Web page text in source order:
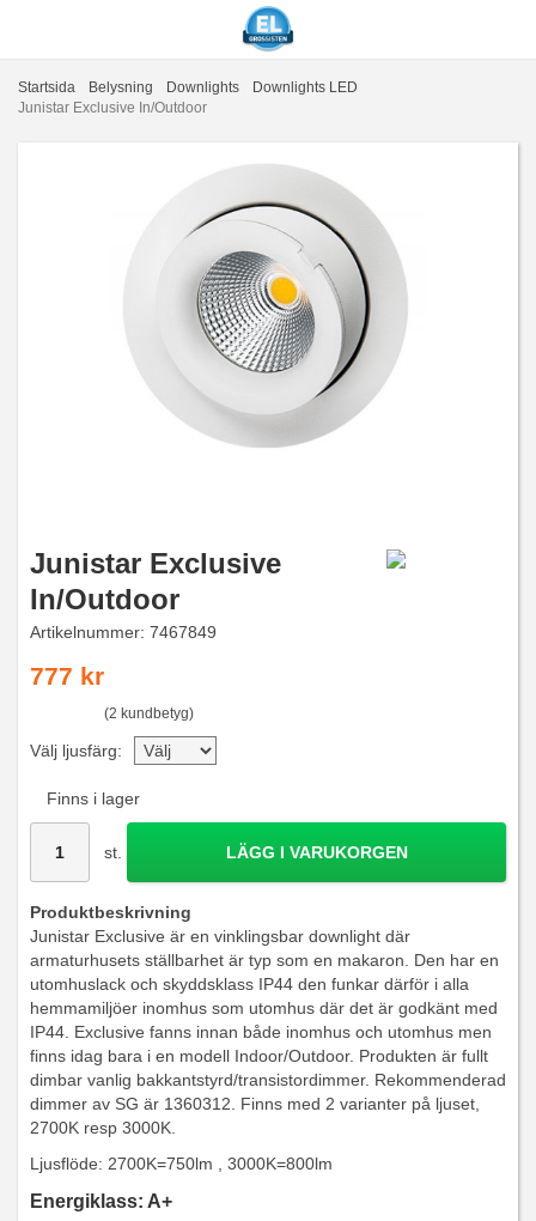
Startsida Belysning Downlights
Downlights LED
Junistar Exclusive In/Outdoor
Junistar Exclusive
In/Outdoor
Artikelnummer: 7467849
777 kr
(2 kundbetyg)
Välj ljusfärg:
Finns i lager
st. LÄGG I VARUKORGEN
Produktbeskrivning
Junistar Exclusive är en vinklingsbar downlight där
armaturhusets ställbarhet är typ som en makaron. Den har en
utomhuslack och skyddsklass IP44 den funkar därför i alla
hemmamiljöer inomhus som utomhus där det är godkänt med
IP44. Exclusive fanns innan både inomhus och utomhus men
finns idag bara i en modell Indoor/Outdoor. Produkten är fullt
dimbar vanlig bakkantstyrd/transistordimmer. Rekommenderad
dimmer av SG är 1360312. Finns med 2 varianter på ljuset,
2700K resp 3000K.
Ljusflöde: 2700K=750lm , 3000K=800lm
Energiklass: A+